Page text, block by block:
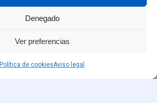
Denegado
Ver preferencias
Política de cookiesAviso legal